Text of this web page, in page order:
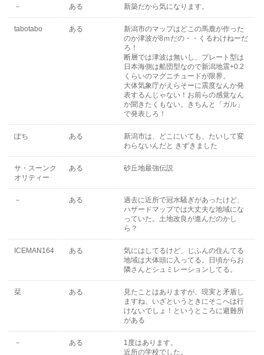
－ ある 新築だから気になります。
tabotabo ある
新潟市のマップはどこの馬鹿が作った
のか津波が8ｍだの・・くるわけねーだ
ろ！
断層では津波は無いし、プレート型は
日本海側は船団型なので新潟地震+0.2
くらいのマグニチュードが限界。
大体気象庁がえらそーに震度なんか発
表するんじゃない！お前らの感覚なん
か聞きたくもない。きちんと「ガル」
で発表しろ！
ぽち ある
新潟市は、どこにいても、たいして変
わらないんだと きずきました
サ・スーンク
オリティー
ある 砂丘地最強伝説
－ ある
過去に近所で冠水騒ぎがあったけど、
ハザードマップでは大丈夫な地域にな
っていた。土地改良が進んだのかし
ら？
ICEMAN164 ある
気にはしてるけど、じふんの住んてる
地域は大体頭に入ってる。日頃からお
隣さんとシュミレーションしてる。
栞 ある
見たことはありますが、現実と矛盾し
ますね、いざというときにそこへは行
けないでしょ！というところに避難所
がある
－ ある
1度はあります。
近所の学校でした。